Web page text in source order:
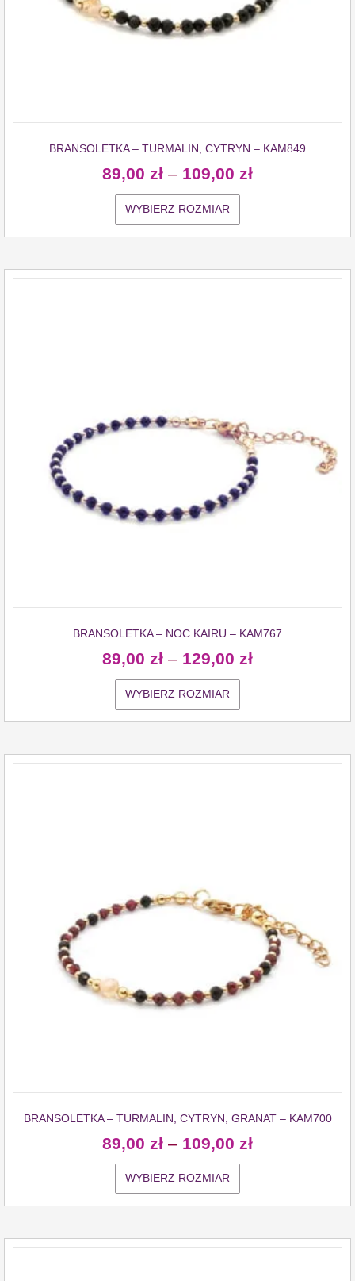
BRANSOLETKA – TURMALIN, CYTRYN – KAM849
89,00 zł – 109,00 zł
WYBIERZ ROZMIAR
BRANSOLETKA – NOC KAIRU – KAM767
89,00 zł – 129,00 zł
WYBIERZ ROZMIAR
BRANSOLETKA – TURMALIN, CYTRYN, GRANAT – KAM700
89,00 zł – 109,00 zł
WYBIERZ ROZMIAR